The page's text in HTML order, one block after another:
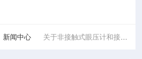
新闻中心 关于非接触式眼压计和接触式眼压计的各项对比